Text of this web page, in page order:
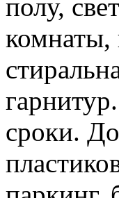
полу,
комнаты,
сроки.